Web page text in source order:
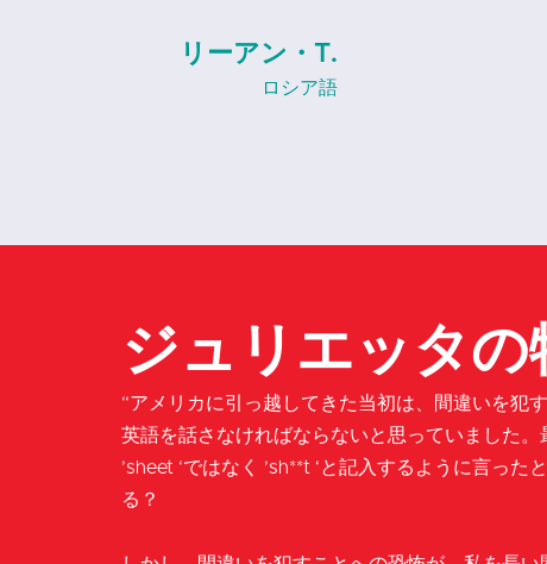
ベス・W.
ロシア語
ジュリエッタの
“アメリカに引っ越してきた当初は、間違いを犯
英語を話さなければならないと思っていました。
’sheet ‘ではなく ’sh**t ‘と記入するように言った
る？